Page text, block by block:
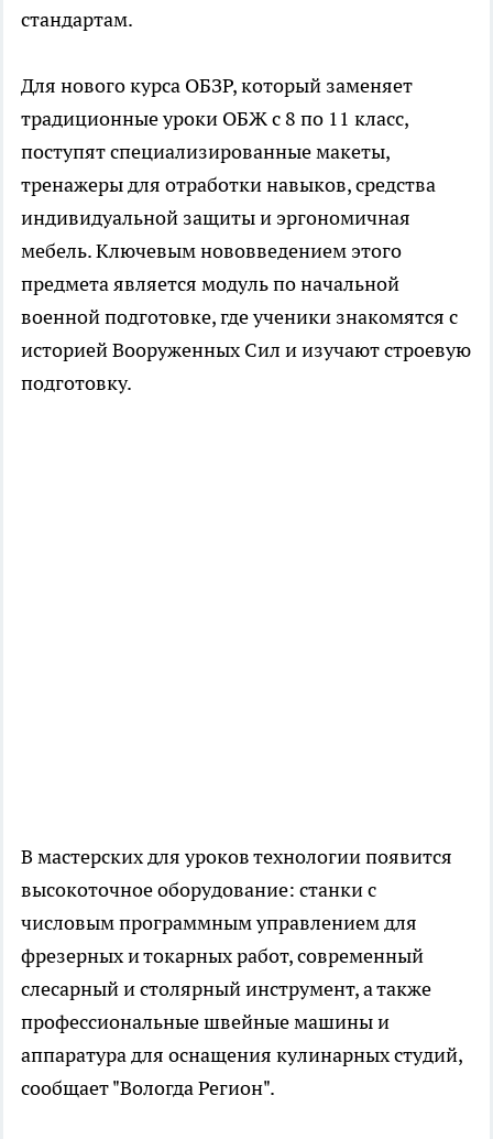
стандартам.
Для нового курса ОБЗР, который заменяет
традиционные уроки ОБЖ с 8 по 11 класс,
поступят специализированные макеты,
тренажеры для отработки навыков, средства
индивидуальной защиты и эргономичная
мебель. Ключевым нововведением этого
предмета является модуль по начальной
военной подготовке, где ученики знакомятся с
историей Вооруженных Сил и изучают строевую
подготовку.
В мастерских для уроков технологии появится
высокоточное оборудование: станки с
числовым программным управлением для
фрезерных и токарных работ, современный
слесарный и столярный инструмент, а также
профессиональные швейные машины и
аппаратура для оснащения кулинарных студий,
сообщает "Вологда Регион".